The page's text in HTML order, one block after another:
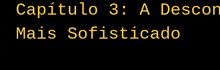
Capítulo 3: A
Mais Sofisticado